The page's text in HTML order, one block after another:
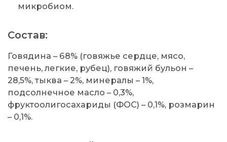
микробиом.
Состав:
Говядина – 68% (говяжье сердце, мясо,
печень, легкие, рубец), говяжий бульон –
28,5%, тыква – 2%, минералы – 1%,
подсолнечное масло – 0,3%,
фруктоолигосахариды (ФОС) – 0,1%, розмарин
– 0,1%.